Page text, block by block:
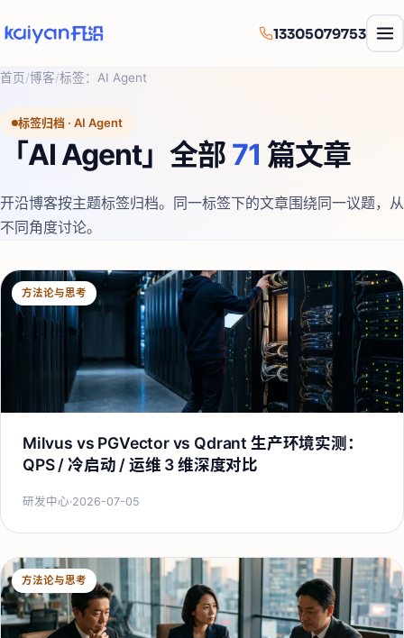
13305079753
首页/博客/标签： AI Agent
标签归档 · AI Agent
「AI Agent」全部 71 篇文章
开沿博客按主题标签归档。同一标签下的文章围绕同一议题，从
不同角度讨论。
方法论与思考
Milvus vs PGVector vs Qdrant 生产环境实测：
QPS / 冷启动 / 运维 3 维深度对比
研发中心·2026-07-05
方法论与思考